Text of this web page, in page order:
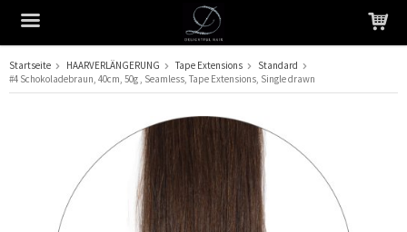
Das Produkt wurde in Ihren Warenkorb gelegt
Startseite HAARVERLÄNGERUNG Tape Extensions
Standard
#4 Schokoladebraun, 40cm, 50g , Seamless, Tape Extensions, Single drawn